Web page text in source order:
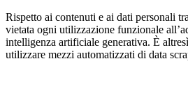
Rispetto ai contenuti e ai dati personali
vietata ogni utilizzazione funzionale
intelligenza artificiale generativa. È
utilizzare mezzi automatizzati di data